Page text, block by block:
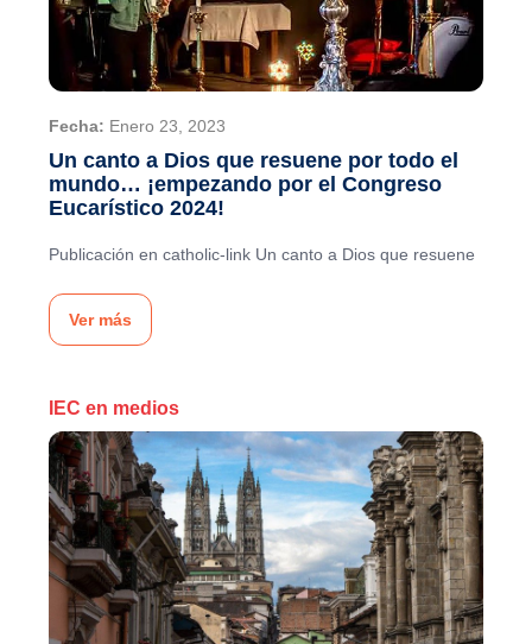
Fecha: Enero 23, 2023
Un canto a Dios que resuene por todo el
mundo… ¡empezando por el Congreso
Eucarístico 2024!
Publicación en catholic-link Un canto a Dios que resuene
Ver más
IEC en medios